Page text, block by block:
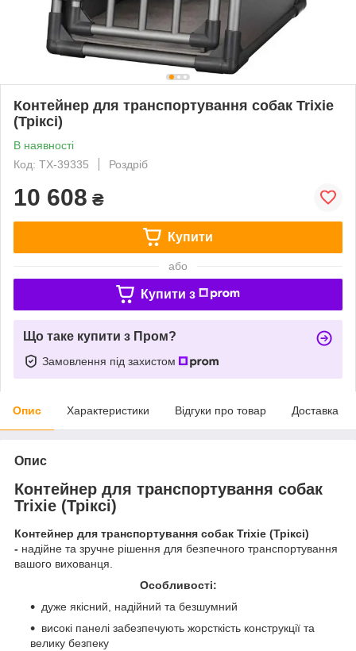
Контейнер для транспортування собак Trixie
(Тріксі)
В наявності
Код: TX-39335
Роздріб
10 608 ₴
Купити
або
Купити з
Що таке купити з Пром?
Замовлення під захистом
Опис Характеристики Відгуки про товар Доставка
Опис
Контейнер для транспортування собак
Trixie (Тріксі)
Контейнер для транспортування собак Trixie (Тріксі)
- надійне та зручне рішення для безпечного транспортування
вашого вихованця.
Особливості:
дуже якісний, надійний та безшумний
високі панелі забезпечують жорсткість конструкції та
велику безпеку